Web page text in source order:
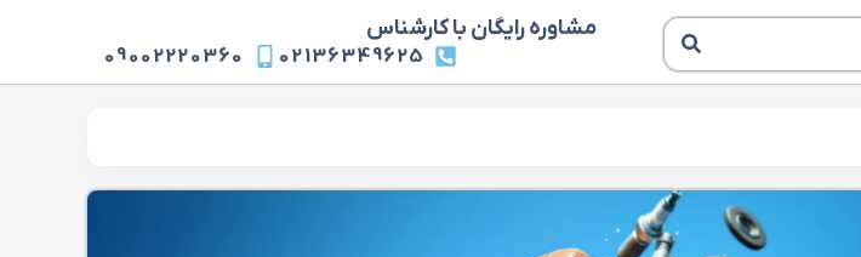
مشاوره رایگان با کارشناس
02136349625
09002220360